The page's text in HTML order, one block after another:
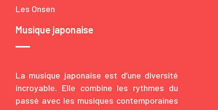
Les Onsen
Musique japonaise
La musique japonaise est d’une diversité
incroyable. Elle combine les rythmes du
passé avec les musiques contemporaines